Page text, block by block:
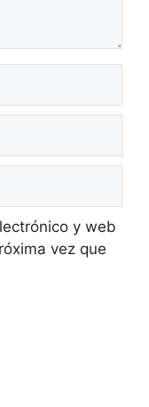
y web
vez que